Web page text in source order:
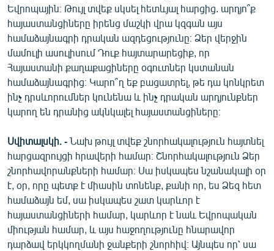
Եվրոպային։ Թույլ տվեք սկսել հետևյալ հարցից. արդյո՞ք
հայաստանցիները իրենց մաշկի վրա կզգան այս
համաձայնագրի դրական ազդեցությունը։ Ձեր վերջին
մամուլի ասուլիսում Դուք հայտարարեցիք, որ
Հայաստանի քաղաքացիները օգուտներ կստանան
համաձայնագրից։ Կարո՞ղ եք բացատրել, թե դա կոնկրետ
ինչ դրսևորումներ կունենա և ինչ դրական արդյունքներ
կարող են դրանից ակնկալել հայաստանցիները։
Սվիտալսկի. - Նախ թույլ տվեք շնորհակալություն հայտնել
հարցազրույցի հրավերի համար։ Շնորհակալություն Ձեր
շնորհավորանքների համար։ Սա իսկապես նշանակալի օր
է, օր, որը պետք է միասին տոնենք, քանի որ, ես Ձեզ հետ
համաձայն եմ, սա իսկապես շատ կարևոր է
հայաստանցիների համար, կարևոր է նաև Եվրոպական
միության համար, և այս հաջողությունը հնարավոր
դարձավ երկկողմանի ջանքերի շնորհիվ։ Այնպես որ՝ սա